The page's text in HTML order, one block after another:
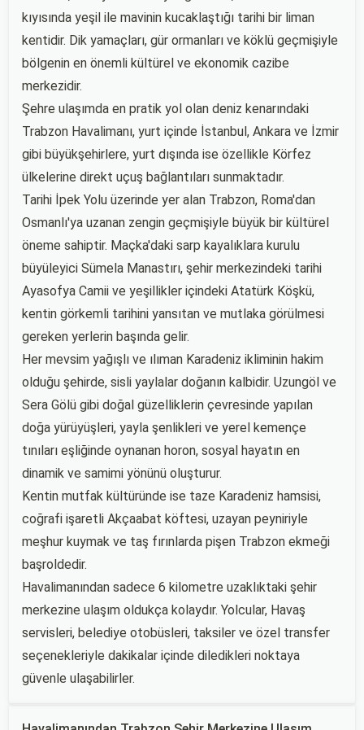
kıyısında yeşil ile mavinin kucaklaştığı tarihi bir liman
kentidir. Dik yamaçları, gür ormanları ve köklü geçmişiyle
bölgenin en önemli kültürel ve ekonomik cazibe
merkezidir.
Şehre ulaşımda en pratik yol olan deniz kenarındaki
Trabzon Havalimanı, yurt içinde İstanbul, Ankara ve İzmir
gibi büyükşehirlere, yurt dışında ise özellikle Körfez
ülkelerine direkt uçuş bağlantıları sunmaktadır.
Tarihi İpek Yolu üzerinde yer alan Trabzon, Roma'dan
Osmanlı'ya uzanan zengin geçmişiyle büyük bir kültürel
öneme sahiptir. Maçka'daki sarp kayalıklara kurulu
büyüleyici Sümela Manastırı, şehir merkezindeki tarihi
Ayasofya Camii ve yeşillikler içindeki Atatürk Köşkü,
kentin görkemli tarihini yansıtan ve mutlaka görülmesi
gereken yerlerin başında gelir.
Her mevsim yağışlı ve ılıman Karadeniz ikliminin hakim
olduğu şehirde, sisli yaylalar doğanın kalbidir. Uzungöl ve
Sera Gölü gibi doğal güzelliklerin çevresinde yapılan
doğa yürüyüşleri, yayla şenlikleri ve yerel kemençe
tınıları eşliğinde oynanan horon, sosyal hayatın en
dinamik ve samimi yönünü oluşturur.
Kentin mutfak kültüründe ise taze Karadeniz hamsisi,
coğrafi işaretli Akçaabat köftesi, uzayan peyniriyle
meşhur kuymak ve taş fırınlarda pişen Trabzon ekmeği
başroldedir.
Havalimanından sadece 6 kilometre uzaklıktaki şehir
merkezine ulaşım oldukça kolaydır. Yolcular, Havaş
servisleri, belediye otobüsleri, taksiler ve özel transfer
seçenekleriyle dakikalar içinde diledikleri noktaya
güvenle ulaşabilirler.